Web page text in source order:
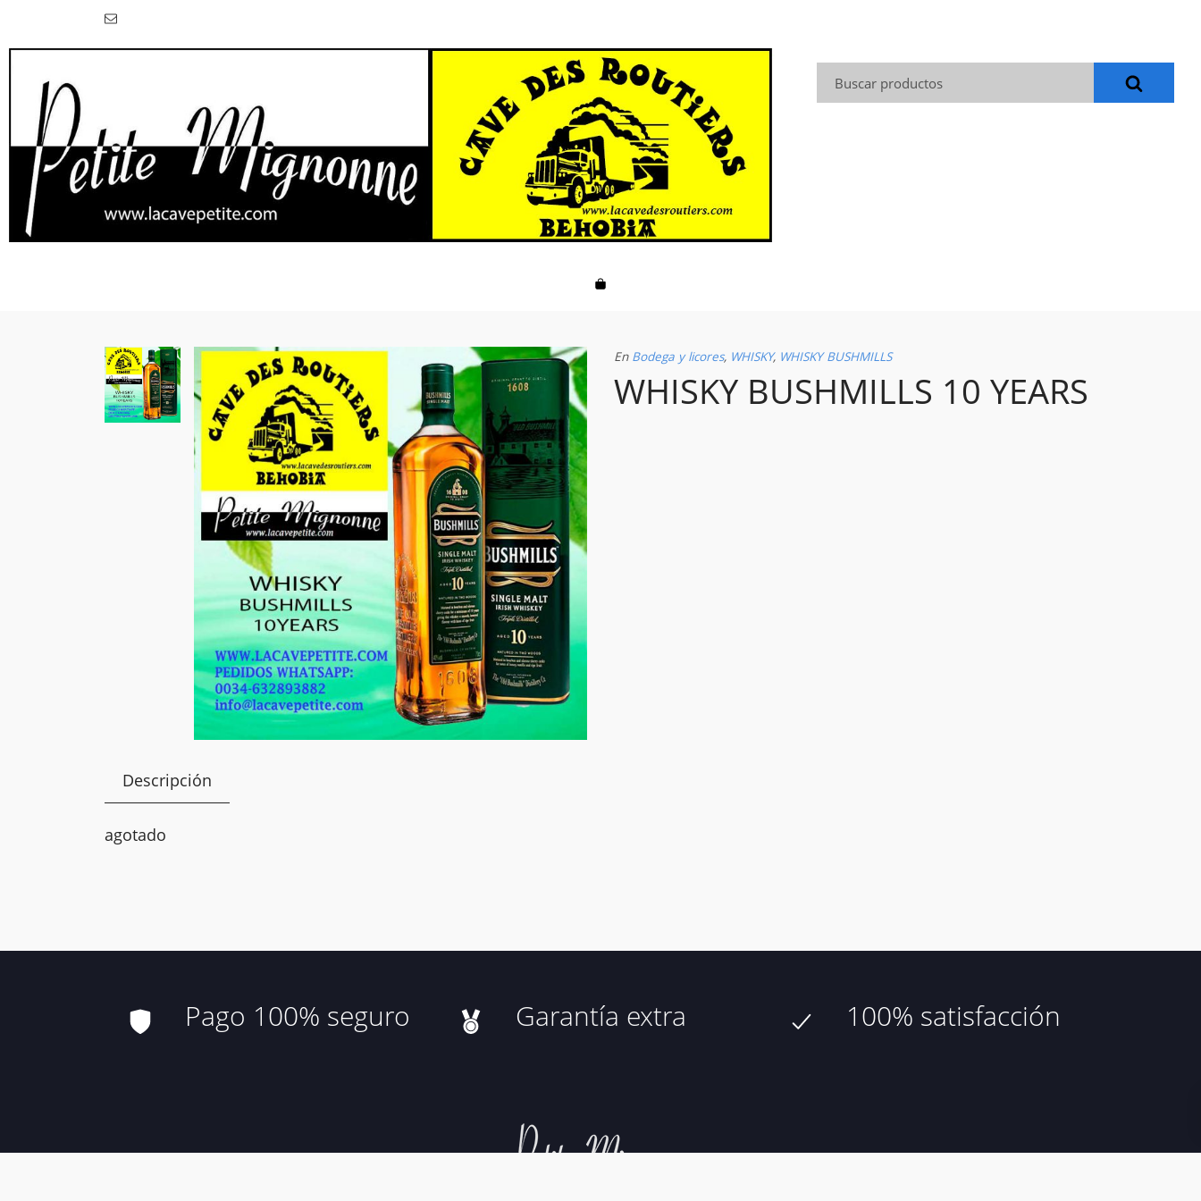
Buscar:
En Bodega y licores, WHISKY, WHISKY BUSHMILLS
WHISKY BUSHMILLS 10 YEARS
Descripción
agotado
Pago 100% seguro Garantía extra 100% satisfacción